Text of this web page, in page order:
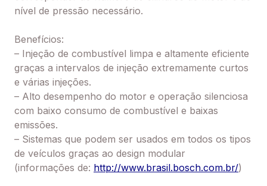
nível de pressão necessário.
Benefícios:
– Injeção de combustível limpa e altamente eficiente
graças a intervalos de injeção extremamente curtos
e várias injeções.
– Alto desempenho do motor e operação silenciosa
com baixo consumo de combustível e baixas
emissões.
– Sistemas que podem ser usados em todos os tipos
de veículos graças ao design modular
(informações de: http://www.brasil.bosch.com.br/)